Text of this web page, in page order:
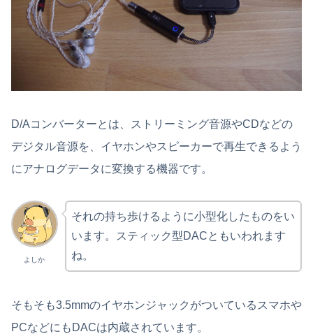
D/Aコンバーターとは、ストリーミング音源やCDなどの
デジタル音源を、イヤホンやスピーカーで再生できるよう
にアナログデータに変換する機器です。
よしか
それの持ち歩けるように小型化したものをい
います。スティック型DACともいわれます
ね。
そもそも3.5mmのイヤホンジャックがついているスマホや
PCなどにもDACは内蔵されています。